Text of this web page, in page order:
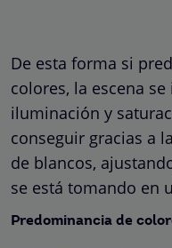
De esta forma si
colores, la escena
iluminación y
conseguir gracias a
de blancos,
se está tomando en
Predominancia de